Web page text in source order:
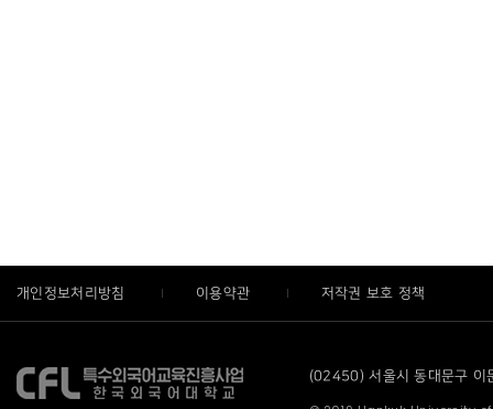
개인정보처리방침 이용약관 저작권 보호 정책
(02450) 서울시 동대문구